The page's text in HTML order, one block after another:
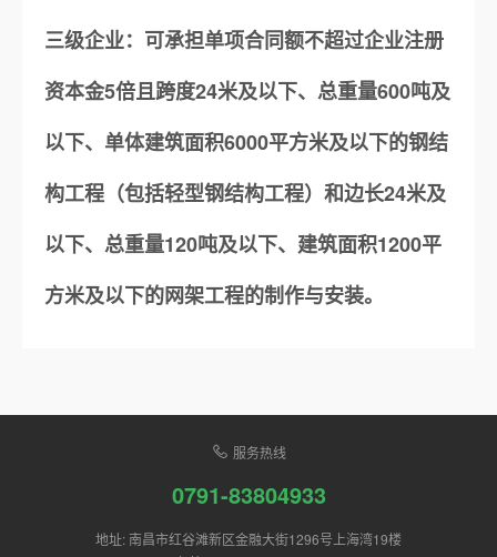
三级企业：可承担单项合同额不超过企业注册
资本金5倍且跨度24米及以下、总重量600吨及
以下、单体建筑面积6000平方米及以下的钢结
构工程（包括轻型钢结构工程）和边长24米及
以下、总重量120吨及以下、建筑面积1200平
方米及以下的网架工程的制作与安装。
服务热线
0791-83804933
地址: 南昌市红谷滩新区金融大街1296号上海湾19楼